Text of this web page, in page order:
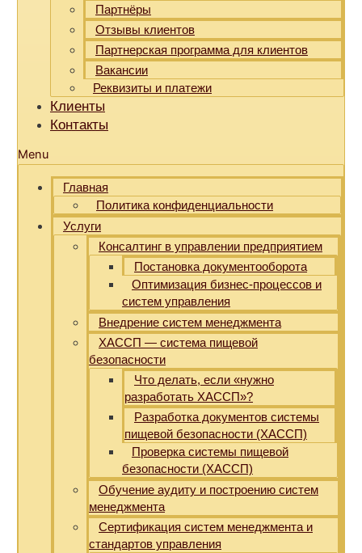
Партнёры
Отзывы клиентов
Партнерская программа для клиентов
Вакансии
Реквизиты и платежи
Клиенты
Контакты
Menu
Главная
Политика конфиденциальности
Услуги
Консалтинг в управлении предприятием
Постановка документооборота
Оптимизация бизнес-процессов и
систем управления
Внедрение систем менеджмента
ХАССП — система пищевой
безопасности
Что делать, если «нужно
разработать ХАССП»?
Разработка документов системы
пищевой безопасности (ХАССП)
Проверка системы пищевой
безопасности (ХАССП)
Обучение аудиту и построению систем
менеджмента
Сертификация систем менеджмента и
стандартов управления